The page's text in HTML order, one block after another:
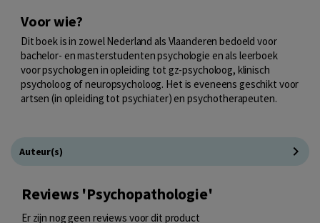
Voor wie?
Dit boek is in zowel Nederland als Vlaanderen bedoeld voor
bachelor- en masterstudenten psychologie en als leerboek
voor psychologen in opleiding tot gz-psycholoog, klinisch
psycholoog of neuropsycholoog. Het is eveneens geschikt voor
artsen (in opleiding tot psychiater) en psychotherapeuten.
Auteur(s)
Reviews 'Psychopathologie'
Er zijn nog geen reviews voor dit product